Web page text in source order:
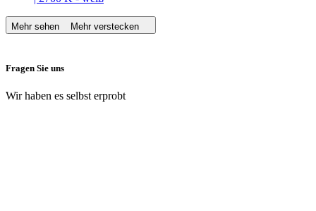
Mehr sehen Mehr verstecken
Fragen Sie uns
Wir haben es selbst erprobt